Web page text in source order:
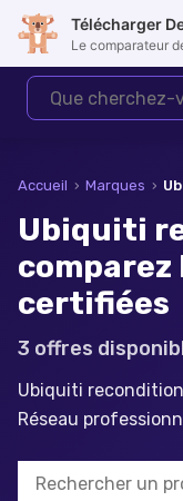
Accueil › Marques ›
Ubiquiti
comparez
certifiées
3 offres
Ubiquiti
Réseau
Télécharger
Le comparateur